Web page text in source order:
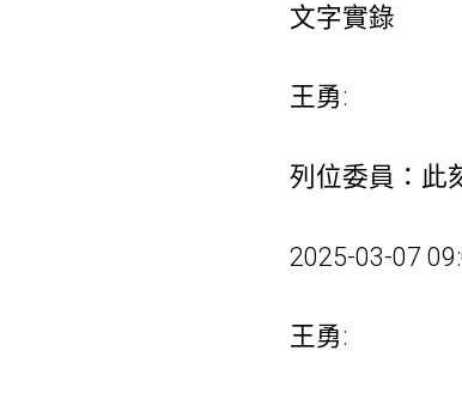
文字實錄
王勇:
列位委員：此
2025-03-07
王勇: